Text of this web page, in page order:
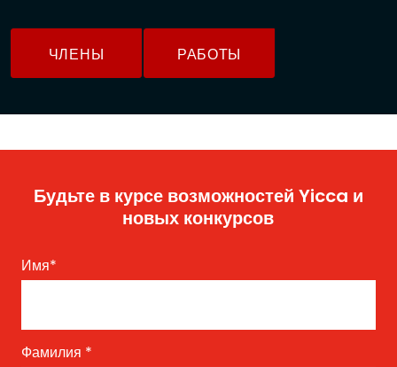
ЧЛЕНЫ РАБОТЫ
Будьте в курсе возможностей Yicca и
новых конкурсов
Имя*
Фамилия *